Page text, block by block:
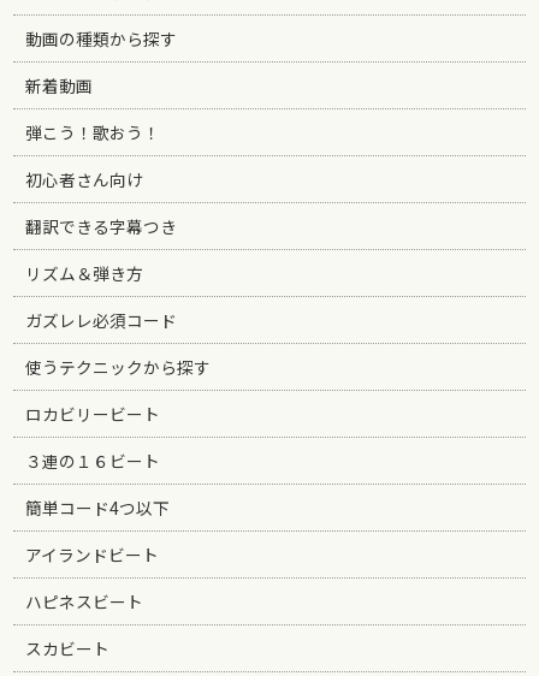
動画の種類から探す
新着動画
弾こう！歌おう！
初心者さん向け
翻訳できる字幕つき
リズム＆弾き方
ガズレレ必須コード
使うテクニックから探す
ロカビリービート
３連の１６ビート
簡単コード4つ以下
アイランドビート
ハピネスビート
スカビート